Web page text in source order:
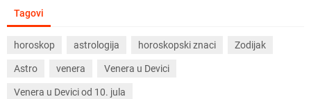
Tagovi
horoskop astrologija horoskopski znaci Zodijak
Astro venera Venera u Devici
Venera u Devici od 10. jula